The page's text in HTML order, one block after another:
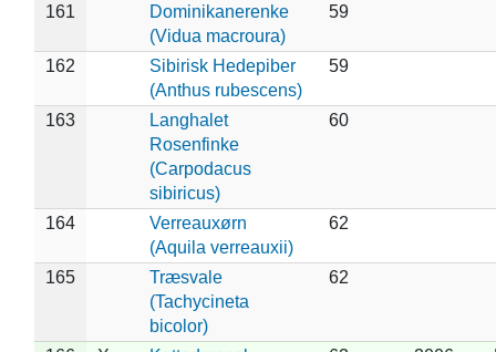
161
Dominikanerenke
(Vidua macroura)
59
162
Sibirisk Hedepiber
(Anthus rubescens)
59
163
Langhalet
Rosenfinke
(Carpodacus
sibiricus)
60
164
Verreauxørn
(Aquila verreauxii)
62
165
Træsvale
(Tachycineta
bicolor)
62